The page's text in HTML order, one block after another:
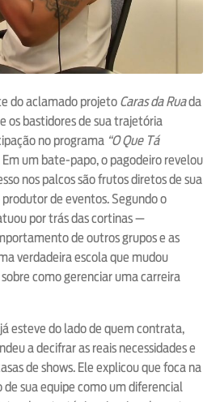
do aclamado projeto Caras da Ruada
os bastidores de sua trajetória
no programa “O Que Tá
Em um bate-papo, o pagodeiro revelou
nos palcos são frutos diretos de sua
de eventos. Segundo o
por trás das cortinas —
de outros grupos e as
verdadeira escola que mudou
como gerenciar uma carreira
esteve do lado de quem contrata,
a decifrar as reais necessidades e
de shows. Ele explicou que foca na
de sua equipe como um diferencial